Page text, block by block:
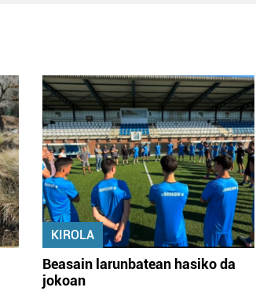
KIROLA
Beasain larunbatean hasiko da
jokoan